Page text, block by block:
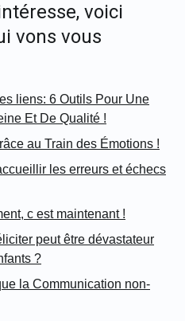
voici
vons vous
liens: 6 Outils Pour Une
Et De Qualité !
au Train des Émotions !
les erreurs et échecs
c est maintenant !
peut être dévastateur
?
la Communication non-